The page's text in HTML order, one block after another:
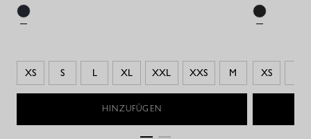
XS S L XL XXL XXS M
HINZUFÜGEN
XS